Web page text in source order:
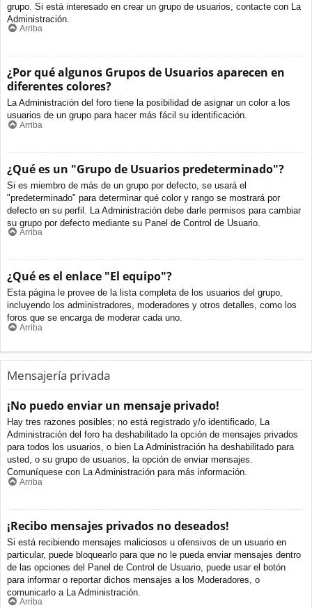
grupo. Si está interesado en crear un grupo de usuarios, contacte con La
Administración.
Arriba
¿Por qué algunos Grupos de Usuarios aparecen en
diferentes colores?
La Administración del foro tiene la posibilidad de asignar un color a los
usuarios de un grupo para hacer más fácil su identificación.
Arriba
¿Qué es un "Grupo de Usuarios predeterminado"?
Si es miembro de más de un grupo por defecto, se usará el
"predeterminado" para determinar qué color y rango se mostrará por
defecto en su perfil. La Administración debe darle permisos para cambiar
su grupo por defecto mediante su Panel de Control de Usuario.
Arriba
¿Qué es el enlace "El equipo"?
Esta página le provee de la lista completa de los usuarios del grupo,
incluyendo los administradores, moderadores y otros detalles, como los
foros que se encarga de moderar cada uno.
Arriba
Mensajería privada
¡No puedo enviar un mensaje privado!
Hay tres razones posibles; no está registrado y/o identificado, La
Administración del foro ha deshabilitado la opción de mensajes privados
para todos los usuarios, o bien La Administración ha deshabilitado para
usted, o su grupo de usuarios, la opción de enviar mensajes.
Comuníquese con La Administración para más información.
Arriba
¡Recibo mensajes privados no deseados!
Si está recibiendo mensajes maliciosos u ofensivos de un usuario en
particular, puede bloquearlo para que no le pueda enviar mensajes dentro
de las opciones del Panel de Control de Usuario, puede usar el botón
para informar o reportar dichos mensajes a los Moderadores, o
comunicarlo a La Administración.
Arriba